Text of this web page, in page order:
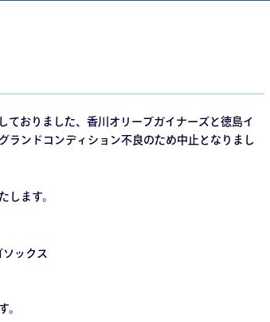
おりました、香川オリーブガイナーズと徳島イ
ランドコンディション不良のため中止となりまし
します。
ックス
。